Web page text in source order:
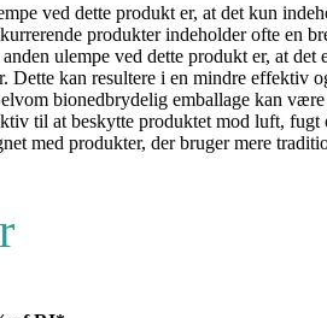
ved dette produkt er, at det kun
produkter indeholder ofte en
anden ulempe ved dette produkt er, at
Dette kan resultere i en mindre effektiv
bionedbrydelig emballage kan
til at beskytte produktet mod luft,
med produkter, der bruger mere